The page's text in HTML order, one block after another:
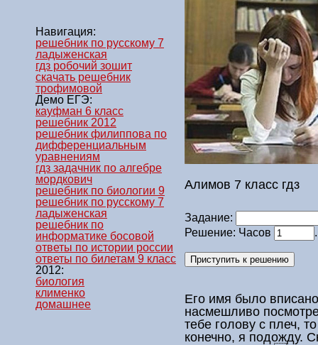
Навигация:
решебник по русскому 7
ладыженская
гдз робочий зошит
скачать решебник
трофимовой
Демо ЕГЭ:
кауфман 6 класс
решебник 2012
решебник филиппова по
дифференциальным
уравнениям
гдз задачник по алгебре
мордкович
решебник по биологии 9
решебник по русскому 7
ладыженская
решебник по
информатике босовой
ответы по истории россии
ответы по билетам 9 класс
2012:
биология
клименко
домашнее
Алимов 7 класс гдз
Задание:
Решение: Часов
Его имя было
насмешливо
тебе голову с плеч,
конечно, я подожду.